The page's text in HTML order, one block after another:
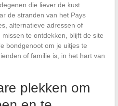
die liever de kust
de stranden van het Pays
alternatieve adressen of
te ontdekken, blijft de site
bondgenoot om je uitjes te
of familie is, in het hart van
plekken om